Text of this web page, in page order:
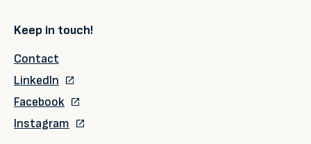
Keep in touch!
Contact
LinkedIn
Facebook
Instagram